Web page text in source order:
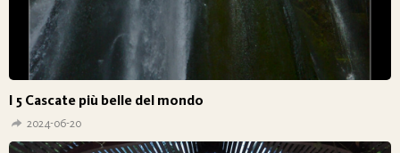
I 5 Cascate più belle del mondo
2024-06-20